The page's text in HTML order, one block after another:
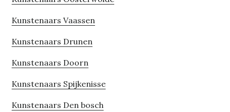
Kunstenaars Vaassen
Kunstenaars Drunen
Kunstenaars Doorn
Kunstenaars Spijkenisse
Kunstenaars Den bosch